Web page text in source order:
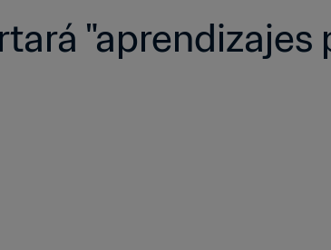
"aprendizajes